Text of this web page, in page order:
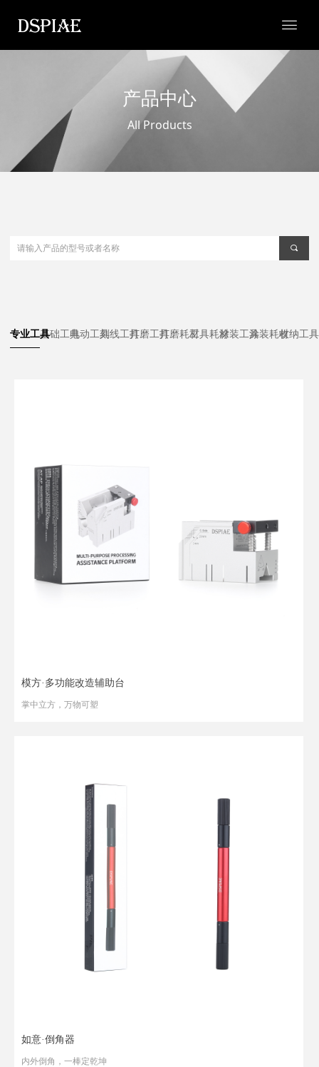
끠
专业工具基础工具电动工具刻线工具打磨工具打磨耗材工具耗材涂装工具涂装耗材收纳工具
模方·多功能改造辅助台
掌中立方，万物可塑
如意·倒角器
内外倒角，一棒定乾坤
All Products
产品中心